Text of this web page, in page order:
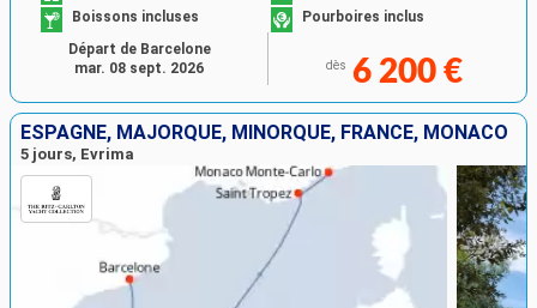
Boissons incluses
Pourboires inclus
dès 6 200 €
Départ de Barcelone
mar. 08 sept. 2026
ESPAGNE, MAJORQUE, MINORQUE, FRANCE, MONACO
5 jours, Evrima